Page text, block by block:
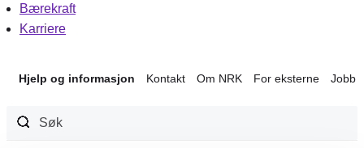
Bærekraft
Karriere
Hjelp og informasjon Kontakt Om NRK For eksterne Jobb